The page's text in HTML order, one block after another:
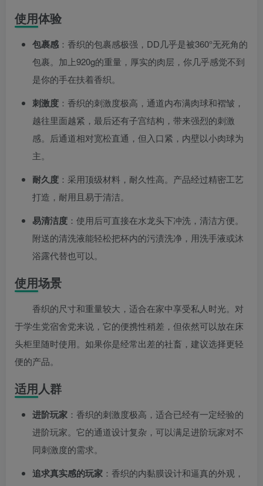
使用体验
包裹感 ：香织的包裹感极强，DD几乎是被360°无死角的
包裹。加上920g的重量，厚实的肉层，你几乎感觉不到
是你的手在扶着香织。
刺激度 ：香织的刺激度极高，通道内布满肉球和褶皱，
越往里面越紧，最后还有子宫结构，带来强烈的刺激
感。后通道相对宽松直通，但入口紧，内壁以小肉球为
主。
耐久度 ：采用顶级材料，耐久性高。产品经过精密工艺
打造，耐用且易于清洁。
易清洁度 ：使用后可直接在水龙头下冲洗，清洁方便。
附送的清洗液能轻松把杯内的污渍洗净，用洗手液或沐
浴露代替也可以。
使用场景
香织的尺寸和重量较大，适合在家中享受私人时光。对
于学生党宿舍党来说，它的便携性稍差，但依然可以放在床
头柜里随时使用。如果你是经常出差的社畜，建议选择更轻
便的产品。
适用人群
进阶玩家 ：香织的刺激度极高，适合已经有一定经验的
进阶玩家。它的通道设计复杂，可以满足进阶玩家对不
同刺激度的需求。
追求真实感的玩家 ：香织的内黏膜设计和逼真的外观，